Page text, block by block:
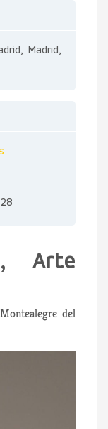
Madrid,
Arte
del